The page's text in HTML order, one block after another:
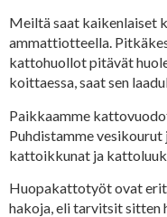
Meiltä saat kaikenlaiset
ammattiotteella.
kattohuollot pitävät
koittaessa, saat sen
Paikkaamme
Puhdistamme vesikourut
kattoikkunat ja
Huopakattotyöt ovat
hakoja, eli tarvitsit sitten